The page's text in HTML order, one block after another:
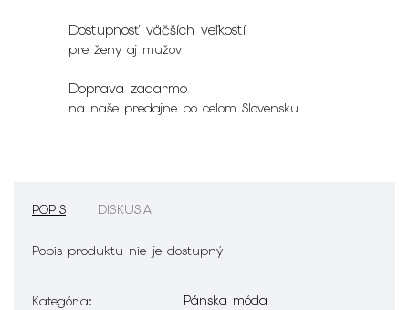
Dostupnosť väčších veľkostí
pre ženy aj mužov
Doprava zadarmo
na naše predajne po celom Slovensku
POPIS DISKUSIA
Popis produktu nie je dostupný
Kategória:
Pánska móda